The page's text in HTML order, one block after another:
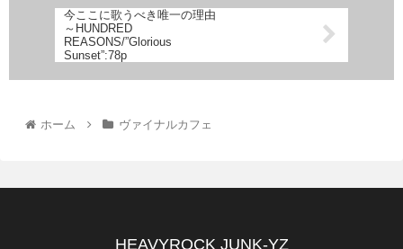
今ここに歌うべき唯一の理由
～HUNDRED
REASONS/”Glorious
Sunset”:78p
ホーム ヴァイナルカフェ
HEAVYROCK JUNK-YZ